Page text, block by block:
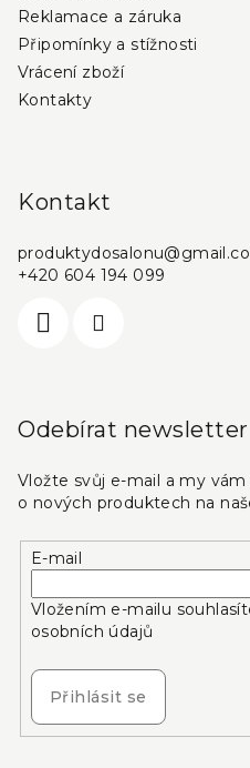
Reklamace a záruka
Připomínky a stížnosti
Vrácení zboží
Kontakty
Kontakt
produktydosalonu@
+420 604 194 099
Odebírat newsletter
Vložte svůj e-mail a my
o nových produktech na
E-mail
Vložením e-mailu
osobních údajů
Přihlásit se